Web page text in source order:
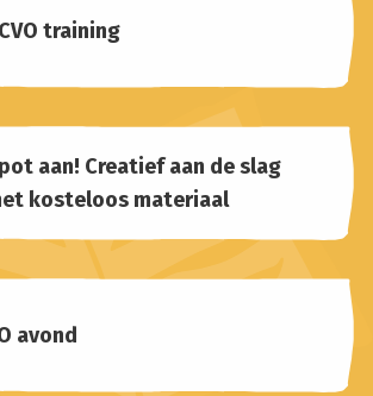
training
aan! Creatief aan de slag
kosteloos materiaal
avond